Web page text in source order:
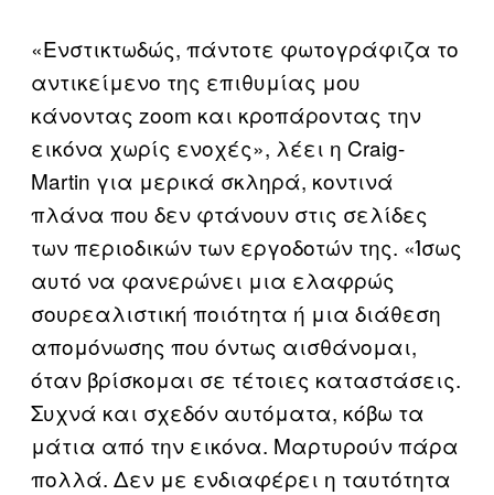
«Ενστικτωδώς, πάντοτε φωτογράφιζα το
αντικείμενο της επιθυμίας μου
κάνοντας zoom και κροπάροντας την
εικόνα χωρίς ενοχές», λέει η Craig-
Martin για μερικά σκληρά, κοντινά
πλάνα που δεν φτάνουν στις σελίδες
των περιοδικών των εργοδοτών της. «Ίσως
αυτό να φανερώνει μια ελαφρώς
σουρεαλιστική ποιότητα ή μια διάθεση
απομόνωσης που όντως αισθάνομαι,
όταν βρίσκομαι σε τέτοιες καταστάσεις.
Συχνά και σχεδόν αυτόματα, κόβω τα
μάτια από την εικόνα. Μαρτυρούν πάρα
πολλά. Δεν με ενδιαφέρει η ταυτότητα